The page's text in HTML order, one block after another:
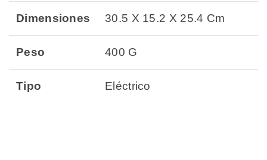
Dimensiones 30.5 X 15.2 X 25.4 Cm
Peso 400 G
Tipo Eléctrico